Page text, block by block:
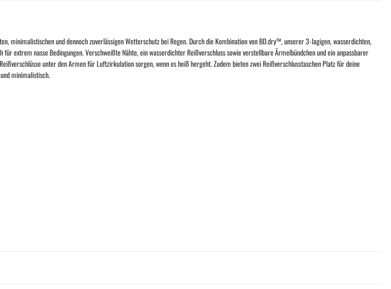
minimalistischen und dennoch zuverlässigen Wetterschutz bei Regen. Durch die Kombination von BD.dry™, unserer 3-lagigen, wasserdichten,
extrem nasse Bedingungen. Verschweißte Nähte, ein wasserdichter Reißverschluss sowie verstellbare Ärmelbündchen und ein anpassbarer
unter den Armen für Luftzirkulation sorgen, wenn es heiß hergeht. Zudem bieten zwei Reißverschlusstaschen Platz für deine
minimalistisch.